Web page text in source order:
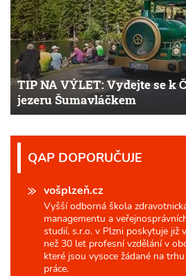
TIP NA VÝLET: Vydejte se k
jezeru Šumavláčkem
QAP DOPORUČUJE
vošplzeň.cz
Vyšší odborná škola
managementu a
studií, s.r.o. v Plzni poskytuje již
než 30 let profesní vzdělání v
které jsou vysoce žádané na trhu
práce.